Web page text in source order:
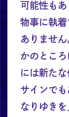
可能性も
物事に執
ありませ
かのとこ
には新た
サインで
なりゆきを